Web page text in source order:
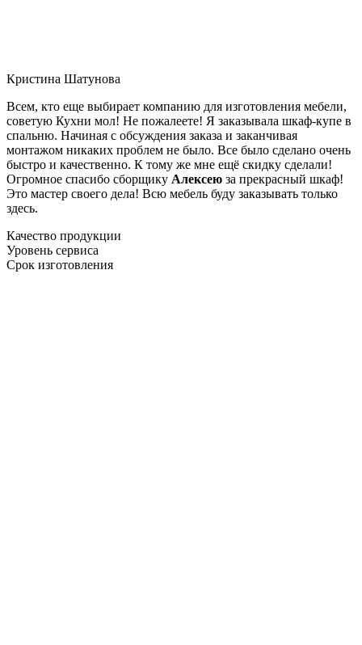
Кристина Шатунова
Всем, кто еще выбирает компанию для изготовления мебели,
советую Кухни мол! Не пожалеете! Я заказывала шкаф-купе в
спальню. Начиная с обсуждения заказа и заканчивая
монтажом никаких проблем не было. Все было сделано очень
быстро и качественно. К тому же мне ещё скидку сделали!
Огромное спасибо сборщику Алексею за прекрасный шкаф!
Это мастер своего дела! Всю мебель буду заказывать только
здесь.
Качество продукции
Уровень сервиса
Срок изготовления